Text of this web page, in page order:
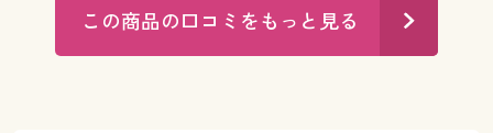
この商品の口コミをもっと見る